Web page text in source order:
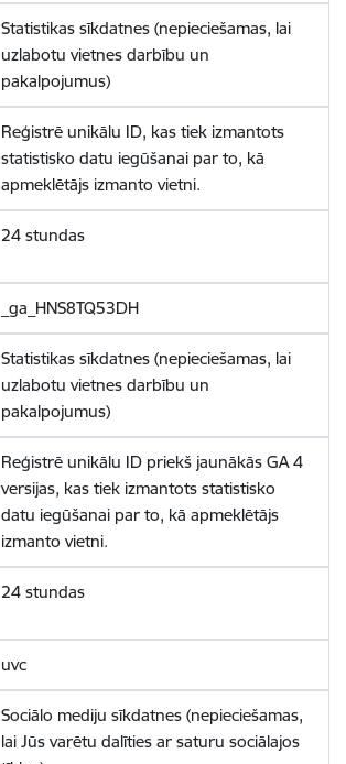
Statistikas sīkdatnes (nepieciešamas, lai
uzlabotu vietnes darbību un
pakalpojumus)
Reģistrē unikālu ID, kas tiek izmantots
statistisko datu iegūšanai par to, kā
apmeklētājs izmanto vietni.
24 stundas
_ga_HNS8TQ53DH
Statistikas sīkdatnes (nepieciešamas, lai
uzlabotu vietnes darbību un
pakalpojumus)
Reģistrē unikālu ID priekš jaunākās GA 4
versijas, kas tiek izmantots statistisko
datu iegūšanai par to, kā apmeklētājs
izmanto vietni.
24 stundas
uvc
Sociālo mediju sīkdatnes (nepieciešamas,
lai Jūs varētu dalīties ar saturu sociālajos